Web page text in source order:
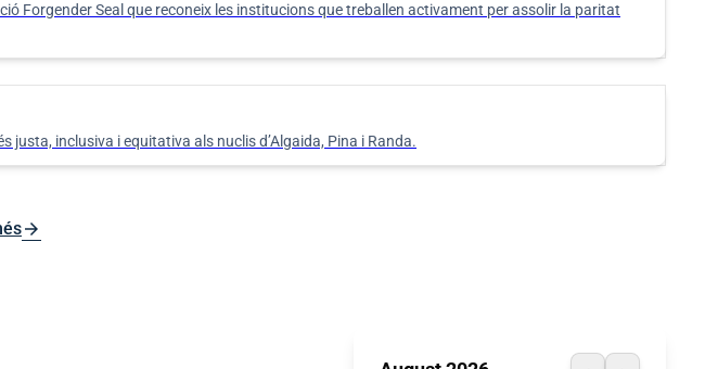
Forgender Seal que reconeix les institucions que treballen activament per assolir la paritat
inclusiva i equitativa als nuclis d’Algaida, Pina i Randa.
arrow_forward